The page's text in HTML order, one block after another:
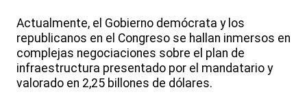
Actualmente, el Gobierno demócrata y los
republicanos en el Congreso se hallan inmersos en
complejas negociaciones sobre el plan de
infraestructura presentado por el mandatario y
valorado en 2,25 billones de dólares.